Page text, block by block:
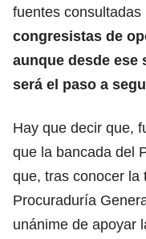
fuentes consultadas
congresistas de
aunque desde ese
será el paso a
Hay que decir que,
que la bancada del
que, tras conocer la
Procuraduría
unánime de apoyar